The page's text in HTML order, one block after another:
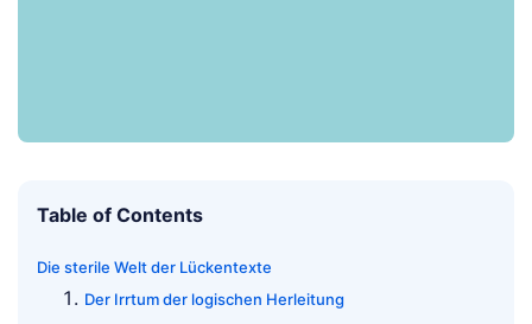
Table of Contents
Die sterile Welt der Lückentexte
Der Irrtum der logischen Herleitung